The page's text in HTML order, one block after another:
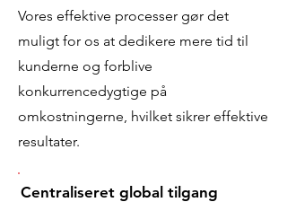
Vores effektive processer gør det
muligt for os at dedikere mere tid til
kunderne og forblive
konkurrencedygtige på
omkostningerne, hvilket sikrer effektive
resultater.
Centraliseret global tilgang